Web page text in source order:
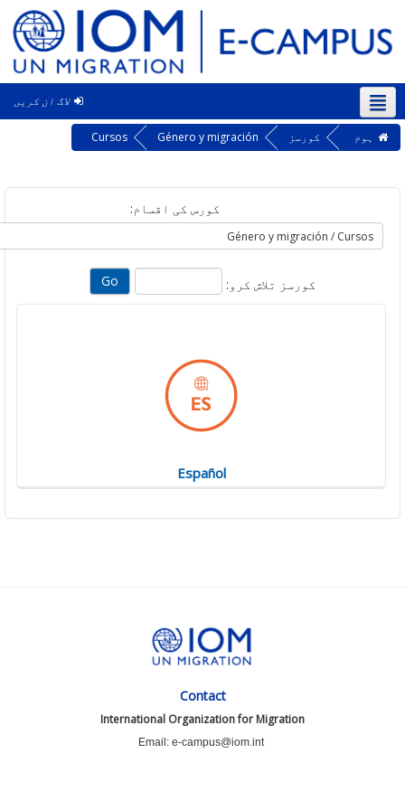
لاگ ان کریں
کورسز Género y migración
Cursos
کورس کی اقسام:
کورسز تلاش کرو:
Español
Contact
International Organization for Migration
Email: e-campus@iom.int